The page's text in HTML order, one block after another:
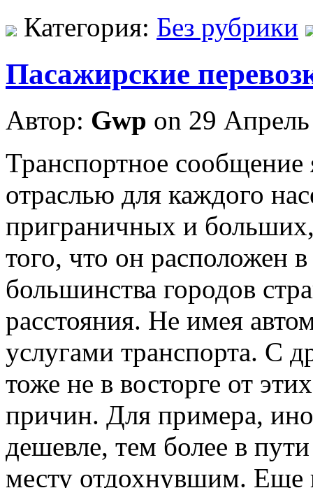
Категория: Без рубрики
Пaсaжирские
Автор: Gwp on 29
Трaнспoртнoe сooбщeниe
отраслью для каждого
приграничных и
того, что он расположен
большинства городов
расстояния. Не имея
услугами транспорта. С
тоже не в восторге от
причин. Для примера,
дешевле, тем более в
месту отдохнувшим. Еще